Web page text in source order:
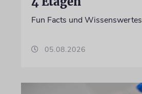
Fun Facts und Wissenswertes
05.08.2026